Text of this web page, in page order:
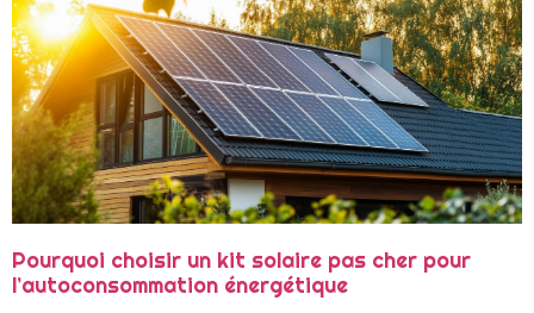
Pourquoi choisir un kit solaire pas cher pour
l’autoconsommation énergétique